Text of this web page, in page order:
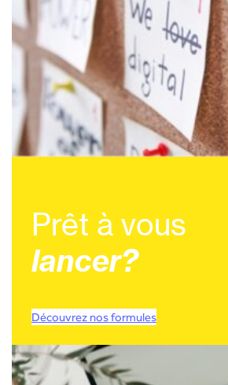
Prêt à vous
lancer?
Découvrez nos formules